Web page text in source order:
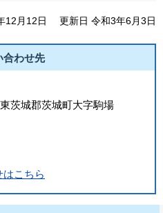
12月12日 更新日 令和3年6月3日
合わせ先
茨城郡茨城町大字駒場
はこちら